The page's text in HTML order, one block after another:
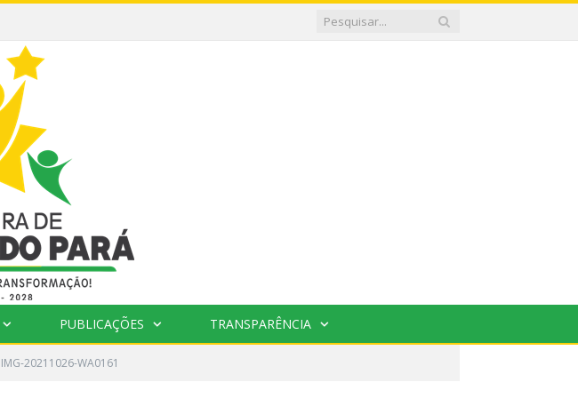
PUBLICAÇÕES TRANSPARÊNCIA
IMG-20211026-WA0161